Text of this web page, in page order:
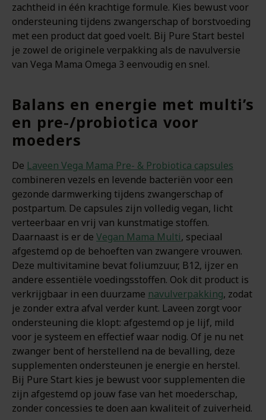
zachtheid in één krachtige formule. Kies bewust voor
ondersteuning tijdens zwangerschap of borstvoeding
met een product dat goed voelt. Bij Pure Start bestel
je zowel de originele verpakking als de navulversie
van Vega Mama Omega 3 eenvoudig en snel.
Balans en energie met multi’s
en pre-/probiotica voor
moeders
De Laveen Vega Mama Pre- & Probiotica capsules
combineren vezels en levende bacteriën voor een
gezonde darmwerking tijdens zwangerschap of
postpartum. De capsules zijn volledig vegan, licht
verteerbaar en vrij van kunstmatige stoffen.
Daarnaast is er de Vegan Mama Multi, speciaal
afgestemd op de behoeften van zwangere vrouwen.
Deze multivitamine bevat foliumzuur, B12, ijzer en
andere essentiële voedingsstoffen. Ook dit product is
verkrijgbaar in een duurzame navulverpakking, zodat
je zonder extra afval verder kunt. Laveen zorgt voor
ondersteuning die klopt: afgestemd op je lijf, mild
voor je systeem en effectief waar nodig. Of je nu net
zwanger bent of herstellend na de bevalling, deze
supplementen ondersteunen je energie en herstel.
Bij Pure Start kies je bewust voor supplementen die
zijn afgestemd op jouw fase van het moederschap,
zonder concessies te doen aan kwaliteit of zuiverheid.